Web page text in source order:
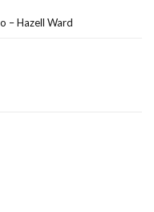
– Hazell Ward